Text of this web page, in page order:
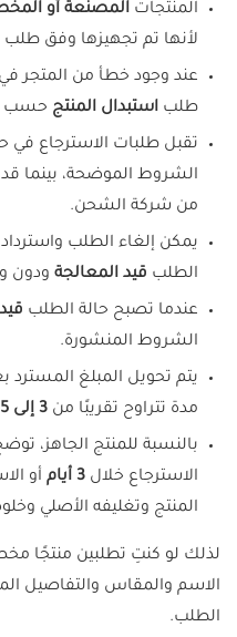
المنتجات المصنعة أو
لأنها تم تجهيزها وفق طلب
عند وجود خطأ من المتجر
طلب استبدال المنتج حسب
تقبل طلبات الاسترجاع في
الشروط الموضحة، بينما قد
من شركة الشحن.
يمكن إلغاء الطلب
الطلب قيد المعالجة ودون
عندما تصبح حالة الطلب
الشروط المنشورة.
يتم تحويل المبلغ
مدة تتراوح تقريبًا من 3 إلى 5 أيام عمل
بالنسبة للمنتج الجاهز،
الاسترجاع خلال 3 أيام أو
المنتج وتغليفه الأصلي
لذلك لو كنتِ تطلبين منتجًا
الاسم والمقاس والتفاصيل
الطلب.